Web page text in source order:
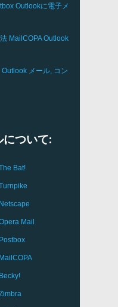
Outlookに電子メ
MailCOPAOutlook
Outlook メール, コン
について:
Bat!
Netscape
Mail
Postbox
MailCOPA
Becky!